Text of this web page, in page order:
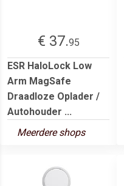
€ 37.95
ESR HaloLock Low
Arm MagSafe
Draadloze Oplader /
Autohouder ...
Meerdere shops